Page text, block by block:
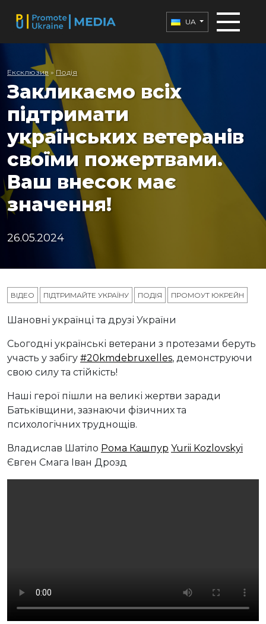
UA
Ексклюзив » Подія
Закликаємо всіх
підтримати
українських ветеранів
своїми пожертвами.
Ваш внесок має
значення!
26.05.2024
ВІДЕО ПІДТРИМАЙТЕ УКРАЇНУ ПОДІЯ ПРОМОУТ ЮКРЕЙН
Шановні українці та друзі України
Сьогодні українські ветерани з протезами беруть
участь у забігу #20kmdebruxelles, демонструючи
свою силу та стійкість!
Наші герої пішли на великі жертви заради
Батьківщини, зазнаючи фізичних та
психологічних труднощів.
Владислав Шатіло Рома Кашпур Yurii Kozlovskyi
Євген Смага Іван Дрозд